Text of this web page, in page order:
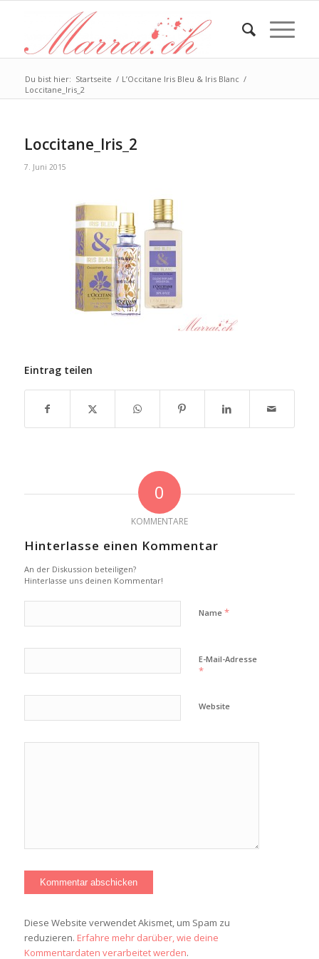
Du bist hier: Startseite / L’Occitane Iris Bleu & Iris Blanc /
Loccitane_Iris_2
Loccitane_Iris_2
7. Juni 2015
Eintrag teilen
0
KOMMENTARE
Hinterlasse einen Kommentar
An der Diskussion beteiligen?
Hinterlasse uns deinen Kommentar!
Name *
E-Mail-Adresse
*
Website
Diese Website verwendet Akismet, um Spam zu
reduzieren. Erfahre mehr darüber, wie deine
Kommentardaten verarbeitet werden.